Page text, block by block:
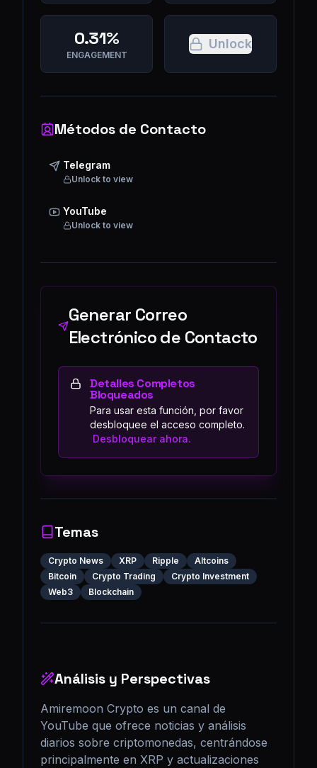
0.31%
ENGAGEMENT
Unlock
Métodos de Contacto
Telegram
Unlock to view
YouTube
Unlock to view
Generar Correo
Electrónico de Contacto
Detalles Completos
Bloqueados
Para usar esta función, por favor
desbloquee el acceso completo.
Desbloquear ahora.
Temas
Crypto News XRP Ripple
Altcoins
Bitcoin
Crypto Trading
Crypto Investment
Web3
Blockchain
Análisis y Perspectivas
Amiremoon Crypto es un canal de
YouTube que ofrece noticias y análisis
diarios sobre criptomonedas, centrándose
principalmente en XRP y actualizaciones